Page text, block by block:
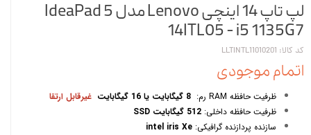
لپ تاپ 14 اینچی Lenovo مدل IdeaPad 5
14ITL05 - i5 1135G7
کد کالا: LLTINTL11010201
اتمام موجودی
ظرفیت حافظه RAM رم: 8 گیگابایت یا 16 گیگابایت
غیرقابل ارتقا
ظرفیت حافظه داخلی: 512 گیگابایت SSD
سازنده پردازنده گرافیکی: intel iris Xe